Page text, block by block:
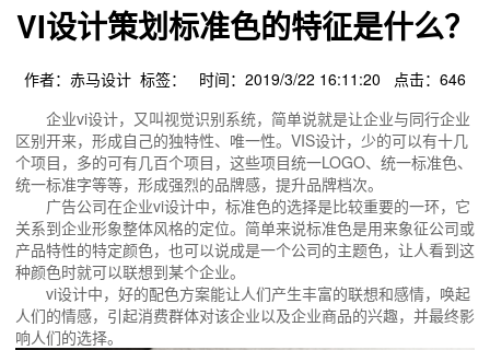
VI设计策划标准色的特征是什么？
作者：赤马设计 标签： 时间：2019/3/22 16:11:20 点击： 646
企业vi设计，又叫视觉识别系统，简单说就是让企业与同行企业
区别开来，形成自己的独特性、唯一性。VIS设计，少的可以有十几
个项目，多的可有几百个项目，这些项目统一LOGO、统一标准色、
统一标准字等等，形成强烈的品牌感，提升品牌档次。
广告公司在企业vi设计中，标准色的选择是比较重要的一环，它
关系到企业形象整体风格的定位。简单来说标准色是用来象征公司或
产品特性的特定颜色，也可以说成是一个公司的主题色，让人看到这
种颜色时就可以联想到某个企业。
vi设计中，好的配色方案能让人们产生丰富的联想和感情，唤起
人们的情感，引起消费群体对该企业以及企业商品的兴趣，并最终影
响人们的选择。